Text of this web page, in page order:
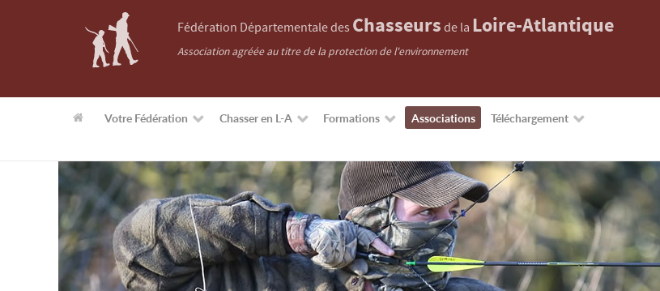
Fédération Départementale des Chasseurs de la Loire-Atlantique
Association agréée au titre de la protection de l'environnement
Votre Fédération Chasser en L-A Formations Associations Téléchargement